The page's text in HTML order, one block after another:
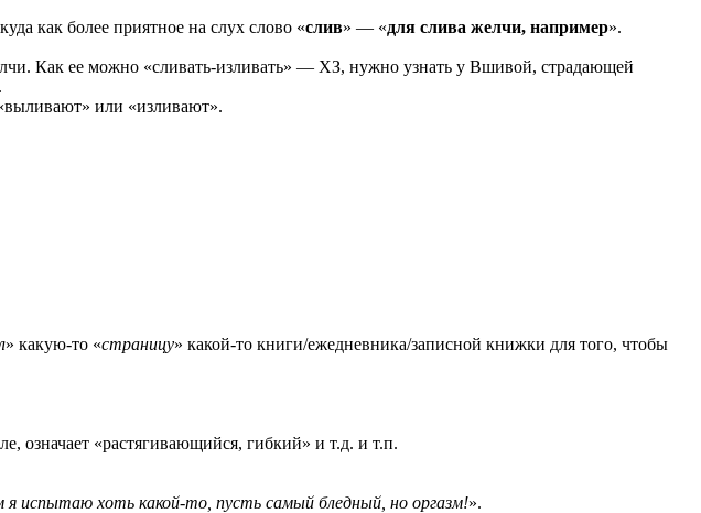
как более приятное на слух слово «слив» — «для слива желчи, например».
Как ее можно «сливать-изливать» — ХЗ, нужно узнать у Вшивой, страдающей
или «изливают».
» какую-то «страницу» какой-то книги/ежедневника/записной книжки для того, чтобы
означает «растягивающийся, гибкий» и т.д. и т.п.
испытаю хоть какой-то, пусть самый бледный, но оргазм!».